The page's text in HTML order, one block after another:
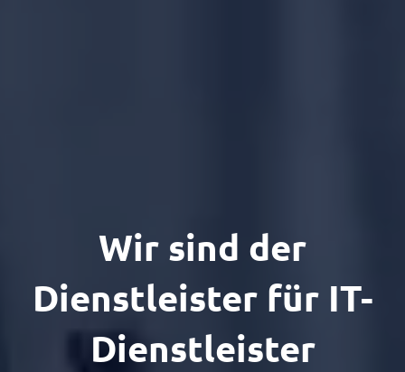
Wir sind der
Dienstleister für IT-
Dienst­leister